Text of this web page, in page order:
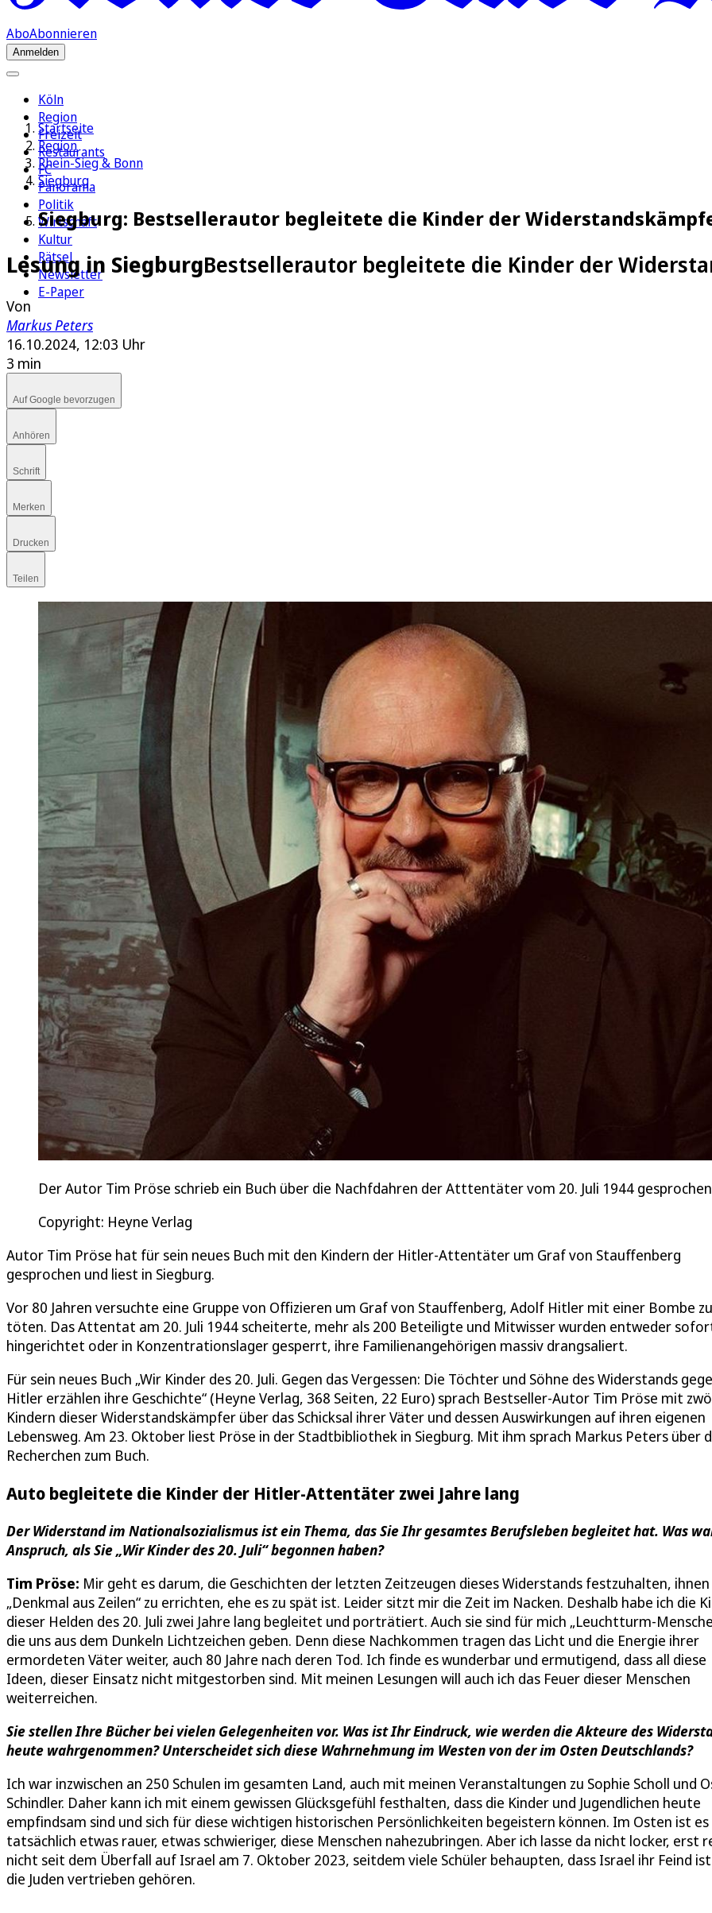
AboAbonnieren
Anmelden
Köln
Region
Freizeit
Restaurants
FC
Panorama
Politik
Wirtschaft
Kultur
Rätsel
Newsletter
E-Paper
Startseite
Region
Rhein-Sieg & Bonn
Siegburg
Siegburg: Bestsellerautor begleitete die Kinder der
Lesung in SiegburgBestsellerautor begleitete die Kinder der
Von
Markus Peters
16.10.2024, 12:03 Uhr
3 min
Auf Google bevorzugen
Anhören
Schrift
Merken
Drucken
Teilen
Der Autor Tim Pröse schrieb ein Buch über die Nachfdahren der Atttentäter vom 20. Juli 1944
Copyright: Heyne Verlag
Autor Tim Pröse hat für sein neues Buch mit den Kindern der Hitler-Attentäter um Graf von Stauffenberg
gesprochen und liest in Siegburg.
Vor 80 Jahren versuchte eine Gruppe von Offizieren um Graf von Stauffenberg, Adolf Hitler mit einer Bombe zu
töten. Das Attentat am 20. Juli 1944 scheiterte, mehr als 200 Beteiligte und Mitwisser wurden entweder
hingerichtet oder in Konzentrationslager gesperrt, ihre Familienangehörigen massiv drangsaliert.
Für sein neues Buch „Wir Kinder des 20. Juli. Gegen das Vergessen: Die Töchter und Söhne des Widerstands
Hitler erzählen ihre Geschichte“ (Heyne Verlag, 368 Seiten, 22 Euro) sprach Bestseller-Autor Tim Pröse mit
Kindern dieser Widerstandskämpfer über das Schicksal ihrer Väter und dessen Auswirkungen auf ihren eigenen
Lebensweg. Am 23. Oktober liest Pröse in der Stadtbibliothek in Siegburg. Mit ihm sprach Markus Peters über
Recherchen zum Buch.
Auto begleitete die Kinder der Hitler-Attentäter zwei Jahre lang
Der Widerstand im Nationalsozialismus ist ein Thema, das Sie Ihr gesamtes Berufsleben begleitet hat. Was
Anspruch, als Sie „Wir Kinder des 20. Juli“ begonnen haben?
Tim Pröse: Mir geht es darum, die Geschichten der letzten Zeitzeugen dieses Widerstands festzuhalten,
„Denkmal aus Zeilen“ zu errichten, ehe es zu spät ist. Leider sitzt mir die Zeit im Nacken. Deshalb habe ich die
dieser Helden des 20. Juli zwei Jahre lang begleitet und porträtiert. Auch sie sind für mich „Leuchtturm-
die uns aus dem Dunkeln Lichtzeichen geben. Denn diese Nachkommen tragen das Licht und die Energie ihrer
ermordeten Väter weiter, auch 80 Jahre nach deren Tod. Ich finde es wunderbar und ermutigend, dass all diese
Ideen, dieser Einsatz nicht mitgestorben sind. Mit meinen Lesungen will auch ich das Feuer dieser Menschen
weiterreichen.
Sie stellen Ihre Bücher bei vielen Gelegenheiten vor. Was ist Ihr Eindruck, wie werden die Akteure des
heute wahrgenommen? Unterscheidet sich diese Wahrnehmung im Westen von der im Osten Deutschlands?
Ich war inzwischen an 250 Schulen im gesamten Land, auch mit meinen Veranstaltungen zu Sophie Scholl und
Schindler. Daher kann ich mit einem gewissen Glücksgefühl festhalten, dass die Kinder und Jugendlichen heute
empfindsam sind und sich für diese wichtigen historischen Persönlichkeiten begeistern können. Im Osten ist es
tatsächlich etwas rauer, etwas schwieriger, diese Menschen nahezubringen. Aber ich lasse da nicht locker, erst
nicht seit dem Überfall auf Israel am 7. Oktober 2023, seitdem viele Schüler behaupten, dass Israel ihr Feind
die Juden vertrieben gehören.